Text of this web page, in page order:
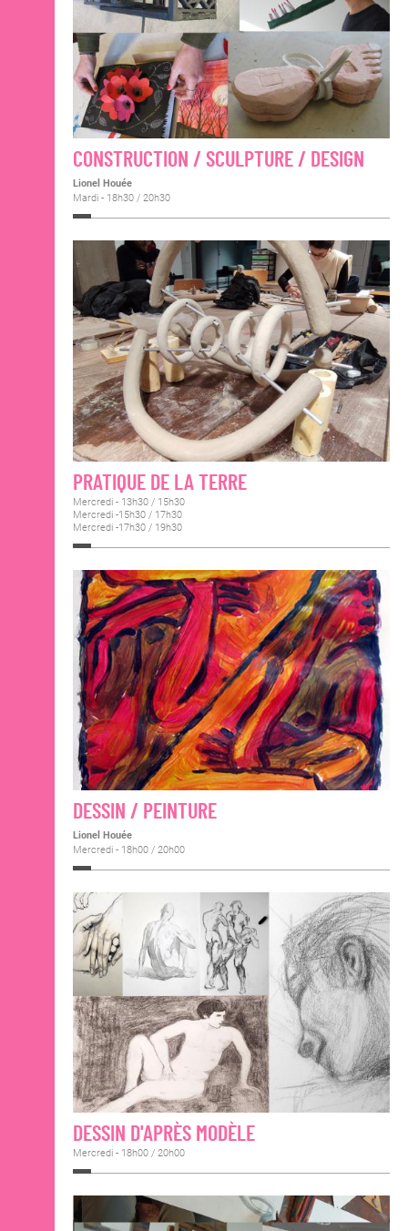
CONSTRUCTION / SCULPTURE / DESIGN
Lionel Houée
Mardi - 18h30 / 20h30
PRATIQUE DE LA TERRE
Mercredi - 13h30 / 15h30
Mercredi -15h30 / 17h30
Mercredi -17h30 / 19h30
DESSIN / PEINTURE
Lionel Houée
Mercredi - 18h00 / 20h00
DESSIN D'APRÈS MODÈLE
Mercredi - 18h00 / 20h00